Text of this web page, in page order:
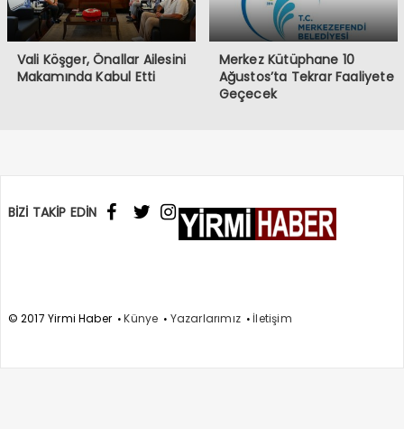
Vali Köşger, Önallar Ailesini
Makamında Kabul Etti
Merkez Kütüphane 10
Ağustos’ta Tekrar Faaliyete
Geçecek
BİZİ TAKİP EDİN
© 2017 Yirmi Haber Künye Yazarlarımız İletişim